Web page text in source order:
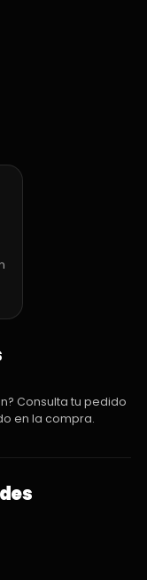
Consulta tu pedido
en la compra.